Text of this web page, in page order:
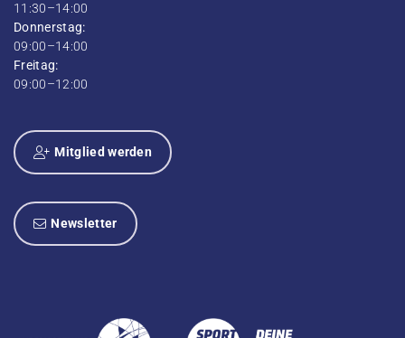
11:30–14:00
Donnerstag:
09:00–14:00
Freitag:
09:00–12:00
Mitglied werden
Newsletter